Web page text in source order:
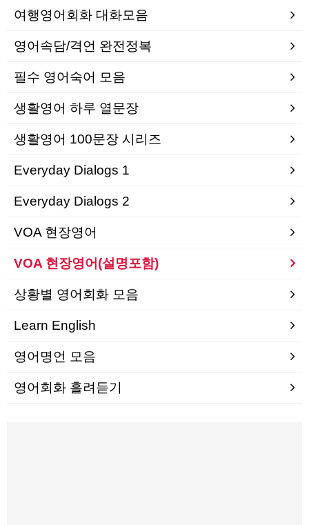
여행영어회화 대화모음
영어속담/격언 완전정복
필수 영어숙어 모음
생활영어 하루 열문장
생활영어 100문장 시리즈
Everyday Dialogs 1
Everyday Dialogs 2
VOA 현장영어
VOA 현장영어(설명포함)
상황별 영어회화 모음
Learn English
영어명언 모음
영어회화 흘려듣기